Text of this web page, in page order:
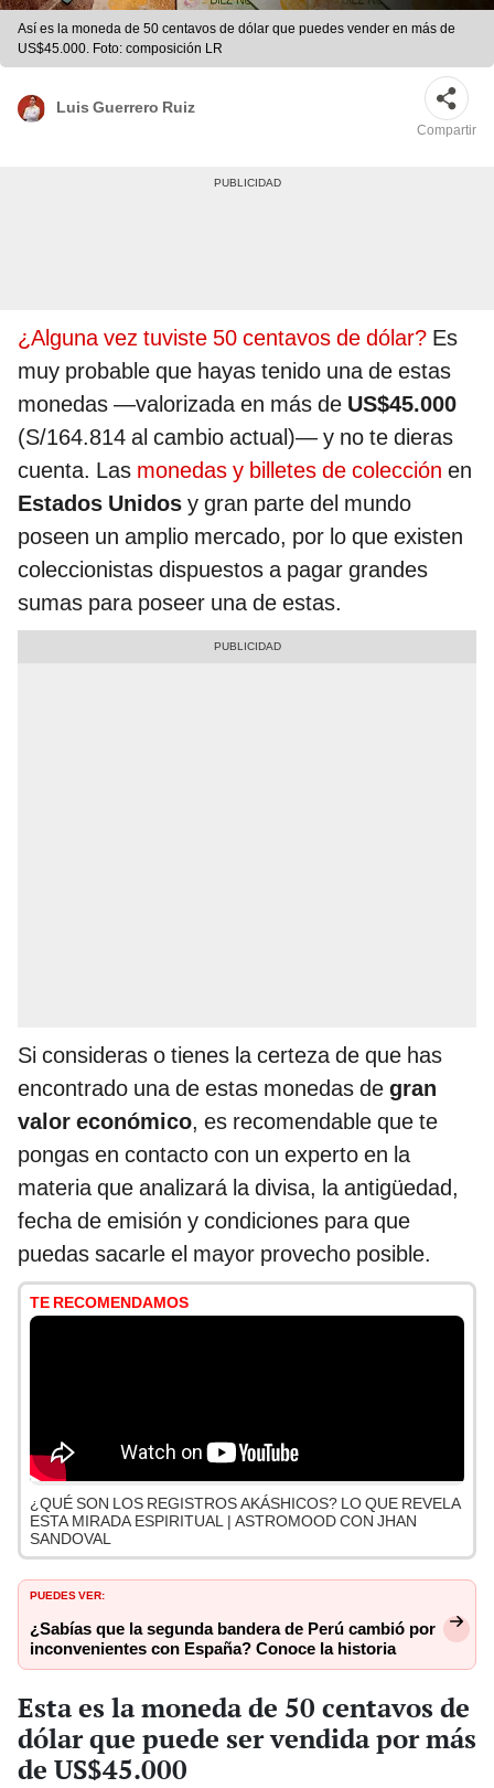
Así es la moneda de 50 centavos de dólar que puedes vender en más de
US$45.000. Foto: composición LR
Luis Guerrero Ruiz
Compartir
¿Alguna vez tuviste 50 centavos de dólar? Es
muy probable que hayas tenido una de estas
monedas —valorizada en más de US$45.000
(S/164.814 al cambio actual)— y no te dieras
cuenta. Las monedas y billetes de colección en
Estados Unidos y gran parte del mundo
poseen un amplio mercado, por lo que existen
coleccionistas dispuestos a pagar grandes
sumas para poseer una de estas.
Si consideras o tienes la certeza de que has
encontrado una de estas monedas de gran
valor económico, es recomendable que te
pongas en contacto con un experto en la
materia que analizará la divisa, la antigüedad,
fecha de emisión y condiciones para que
puedas sacarle el mayor provecho posible.
TE RECOMENDAMOS
¿QUÉ SON LOS REGISTROS AKÁSHICOS? LO QUE REVELA
ESTA MIRADA ESPIRITUAL | ASTROMOOD CON JHAN
SANDOVAL
PUEDES VER:
¿Sabías que la segunda bandera de Perú cambió por
inconvenientes con España? Conoce la historia
Esta es la moneda de 50 centavos de
dólar que puede ser vendida por más
de US$45.000